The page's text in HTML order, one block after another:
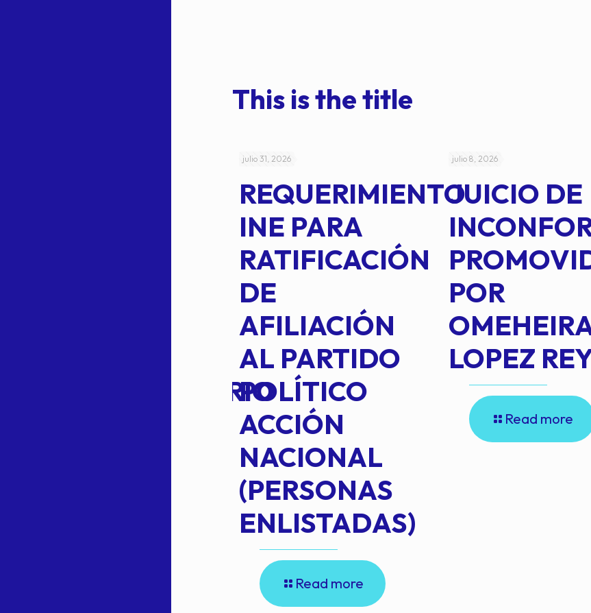
This is the title
EXTRAORDINARIO
julio 31, 2026
REQUERIMIENTO
INE PARA
RATIFICACIÓN
DE
AFILIACIÓN
AL PARTIDO
POLÍTICO
ACCIÓN
NACIONAL
(PERSONAS
ENLISTADAS)
Read more
julio 8, 2026
JUICIO DE
POR
LOPEZ
Read more